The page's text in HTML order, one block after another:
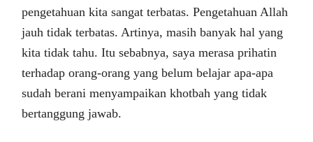
pengetahuan kita sangat terbatas. Pengetahuan Allah
jauh tidak terbatas. Artinya, masih banyak hal yang
kita tidak tahu. Itu sebabnya, saya merasa prihatin
terhadap orang-orang yang belum belajar apa-apa
sudah berani menyampaikan khotbah yang tidak
bertanggung jawab.